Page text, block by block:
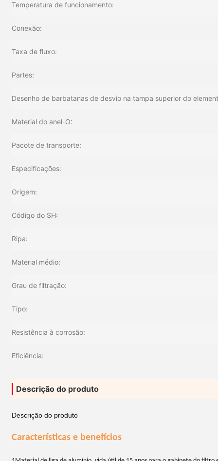
Temperatura de funcionamento:
Conexão:
Taxa de fluxo:
Partes:
Desenho de barbatanas de desvio na tampa superior do
Material do anel-O:
Pacote de transporte:
Especificações:
Origem:
Código do SH:
Ripa:
Material médio:
Grau de filtração:
Tipo:
Resistência à corrosão:
Eficiência:
Descrição do produto
Descrição do produto
Características e benefícios